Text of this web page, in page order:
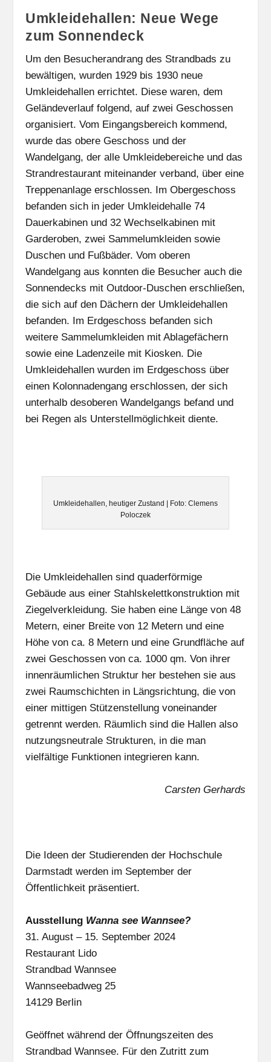
Umkleidehallen: Neue Wege
zum Sonnendeck
Um den Besucherandrang des Strandbads zu
bewältigen, wurden 1929 bis 1930 neue
Umkleidehallen errichtet. Diese waren, dem
Geländeverlauf folgend, auf zwei Geschossen
organisiert. Vom Eingangsbereich kommend,
wurde das obere Geschoss und der
Wandelgang, der alle Umkleidebereiche und das
Strandrestaurant miteinander verband, über eine
Treppenanlage erschlossen. Im Obergeschoss
befanden sich in jeder Umkleidehalle 74
Dauerkabinen und 32 Wechselkabinen mit
Garderoben, zwei Sammelumkleiden sowie
Duschen und Fußbäder. Vom oberen
Wandelgang aus konnten die Besucher auch die
Sonnendecks mit Outdoor-Duschen erschließen,
die sich auf den Dächern der Umkleidehallen
befanden. Im Erdgeschoss befanden sich
weitere Sammelumkleiden mit Ablagefächern
sowie eine Ladenzeile mit Kiosken. Die
Umkleidehallen wurden im Erdgeschoss über
einen Kolonnadengang erschlossen, der sich
unterhalb desoberen Wandelgangs befand und
bei Regen als Unterstellmöglichkeit diente.
Umkleidehallen, heutiger Zustand | Foto: Clemens
Poloczek
Die Umkleidehallen sind quaderförmige
Gebäude aus einer Stahlskelettkonstruktion mit
Ziegelverkleidung. Sie haben eine Länge von 48
Metern, einer Breite von 12 Metern und eine
Höhe von ca. 8 Metern und eine Grundfläche auf
zwei Geschossen von ca. 1000 qm. Von ihrer
innenräumlichen Struktur her bestehen sie aus
zwei Raumschichten in Längsrichtung, die von
einer mittigen Stützenstellung voneinander
getrennt werden. Räumlich sind die Hallen also
nutzungsneutrale Strukturen, in die man
vielfältige Funktionen integrieren kann.
Carsten Gerhards
Die Ideen der Studierenden der Hochschule
Darmstadt werden im September der
Öffentlichkeit präsentiert.
Ausstellung Wanna see Wannsee?
31. August – 15. September 2024
Restaurant Lido
Strandbad Wannsee
Wannseebadweg 25
14129 Berlin
Geöffnet während der Öffnungszeiten des
Strandbad Wannsee. Für den Zutritt zum